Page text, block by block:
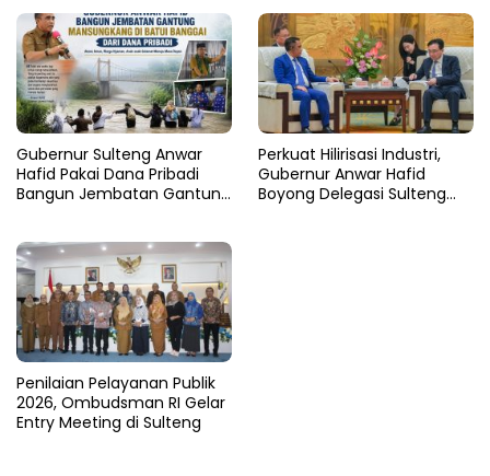
Gubernur Sulteng Anwar
Hafid Pakai Dana Pribadi
Bangun Jembatan Gantung
Perkuat Hilirisasi Industri,
Gubernur Anwar Hafid
Boyong Delegasi Sulteng
Penilaian Pelayanan Publik
2026, Ombudsman RI Gelar
Entry Meeting di Sulteng